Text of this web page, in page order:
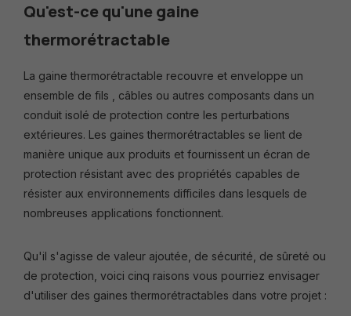
Qu'est-ce qu'une gaine
thermorétractable
La gaine thermorétractable recouvre et enveloppe un
ensemble de fils , câbles ou autres composants dans un
conduit isolé de protection contre les perturbations
extérieures. Les gaines thermorétractables se lient de
manière unique aux produits et fournissent un écran de
protection résistant avec des propriétés capables de
résister aux environnements difficiles dans lesquels de
nombreuses applications fonctionnent.
Qu'il s'agisse de valeur ajoutée, de sécurité, de sûreté ou
de protection, voici cinq raisons vous pourriez envisager
d'utiliser des gaines thermorétractables dans votre projet :